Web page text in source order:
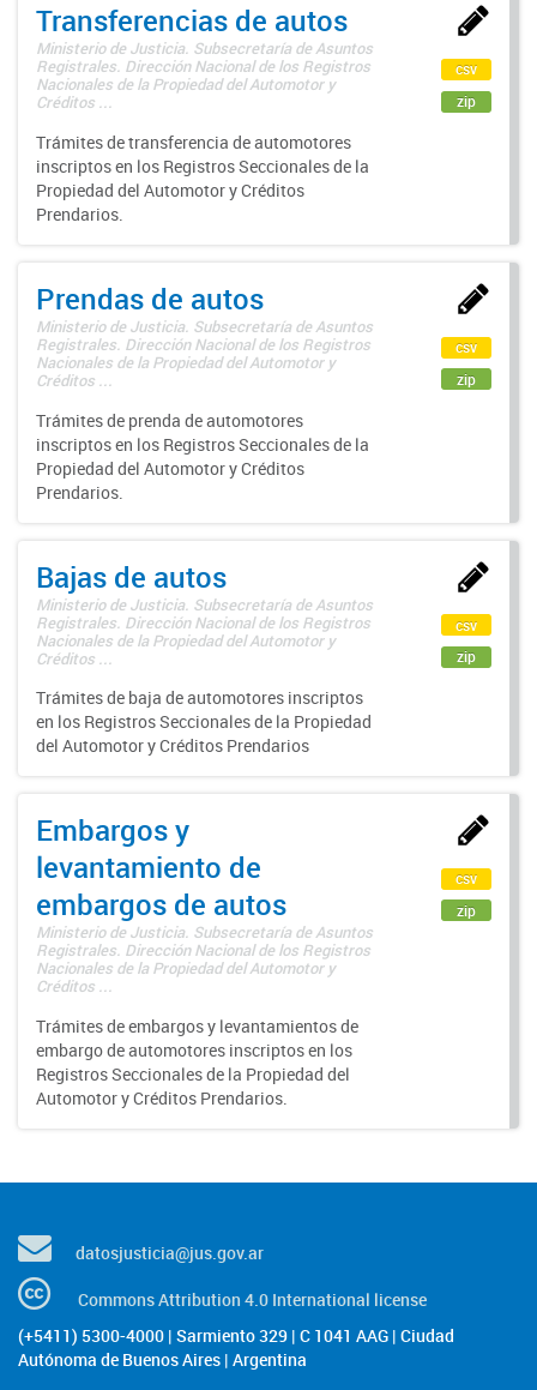
Transferencias de autos
Ministerio de Justicia. Subsecretaría de Asuntos
Registrales. Dirección Nacional de los Registros
Nacionales de la Propiedad del Automotor y
Créditos ...
Trámites de transferencia de automotores
inscriptos en los Registros Seccionales de la
Propiedad del Automotor y Créditos
Prendarios.
csv
zip
Prendas de autos
Ministerio de Justicia. Subsecretaría de Asuntos
Registrales. Dirección Nacional de los Registros
Nacionales de la Propiedad del Automotor y
Créditos ...
Trámites de prenda de automotores
inscriptos en los Registros Seccionales de la
Propiedad del Automotor y Créditos
Prendarios.
csv
zip
Bajas de autos
Ministerio de Justicia. Subsecretaría de Asuntos
Registrales. Dirección Nacional de los Registros
Nacionales de la Propiedad del Automotor y
Créditos ...
Trámites de baja de automotores inscriptos
en los Registros Seccionales de la Propiedad
del Automotor y Créditos Prendarios
csv
zip
Embargos y
levantamiento de
embargos de autos
Ministerio de Justicia. Subsecretaría de Asuntos
Registrales. Dirección Nacional de los Registros
Nacionales de la Propiedad del Automotor y
Créditos ...
Trámites de embargos y levantamientos de
embargo de automotores inscriptos en los
Registros Seccionales de la Propiedad del
Automotor y Créditos Prendarios.
csv
zip
datosjusticia@jus.gov.ar
Commons Attribution 4.0 International license
(+5411) 5300-4000 | Sarmiento 329 | C 1041 AAG | Ciudad
Autónoma de Buenos Aires | Argentina